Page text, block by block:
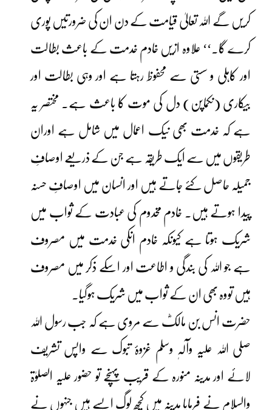
کریں گے اللہ تعالیٰ قیامت کے دن ان کی ضرورتیں پوری
کرے گا۔‘‘ علاوہ ازیں خادم خدمت کے باعث بطالت
اور کاہلی و سستی سے محفوظ رہتا ہے اور وہی بطالت اور
بیکاری (نکماپن) دل کی موت کا باعث ہے۔ مختصر یہ
ہے کہ خدمت بھی نیک اعمال میں شامل ہے اوران
طریقوں میں سے ایک طریقہ ہے جن کے ذریعے اوصافِ
جمیلہ حاصل کئے جاتے ہیں اور انسان میں اوصافِ حسنہ
پیدا ہوتے ہیں۔ خادم مخدوم کی عبادت کے ثواب میں
شریک ہوتا ہے کیونکہ خادم انکی خدمت میں مصروف
ہے جو اللہ کی بندگی و اطاعت اور اسکے ذکر میں مصروف
ہیں تووہ بھی ان کے ثواب میں شریک ہوگیا۔
حضرت انس بن مالکؓ سے مروی ہے کہ جب رسول اللہ
صلی اللہ علیہ وآلہٖ وسلم غزوۂ تبوک سے واپس تشریف
لائے اور مدینہ منورہ کے قریب پہنچے تو حضور علیہ الصلوٰۃ
والسلام نے فرمایا مدینہ میں کچھ لوگ ایسے ہیں جنہوں نے